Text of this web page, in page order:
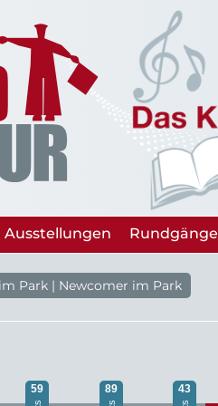
Ausstellungen Rundgänge
Park | Newcomer im Park
59 89 43